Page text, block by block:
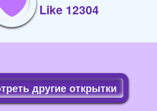
Like 12304
другие открытки